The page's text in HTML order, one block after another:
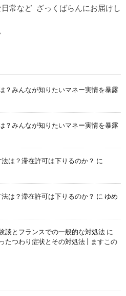
常など ざっくばらんにお届けし
？みんなが知りたいマネー実情を暴露
？みんなが知りたいマネー実情を暴露
は？滞在許可は下りるのか？ に
は？滞在許可は下りるのか？ に ゆめ
談とフランスでの一般的な対処法 に
たつわり症状とその対処法 | ますこの